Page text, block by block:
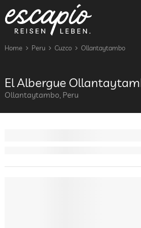
Home Peru Cuzco Ollantaytambo
El Albergue
Ollantaytambo, Peru